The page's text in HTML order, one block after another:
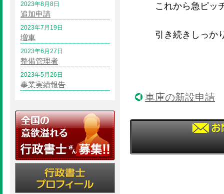
これから急ピッ
引き続きしっか
車庫の新設申請
2023年8月8日
追加申請
2023年7月19日
増車
2023年6月27日
整備管理者
2023年5月26日
事業実績報告